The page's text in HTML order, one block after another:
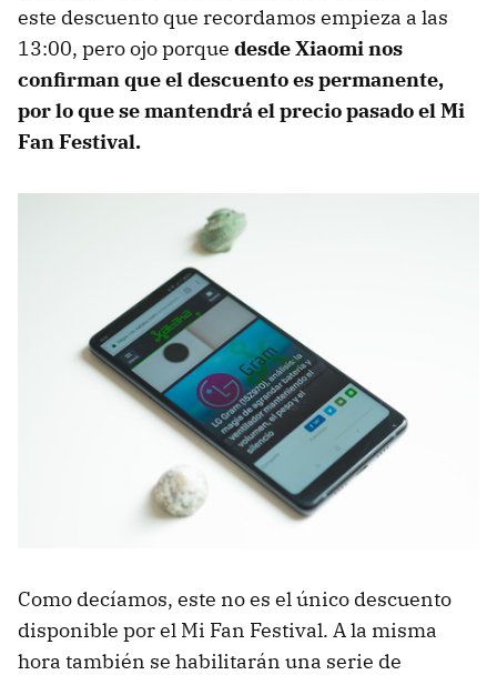
este descuento que recordamos empieza a las
13:00, pero ojo porque desde Xiaomi nos
confirman que el descuento es permanente,
por lo que se mantendrá el precio pasado el Mi
Fan Festival.
Como decíamos, este no es el único descuento
disponible por el Mi Fan Festival. A la misma
hora también se habilitarán una serie de